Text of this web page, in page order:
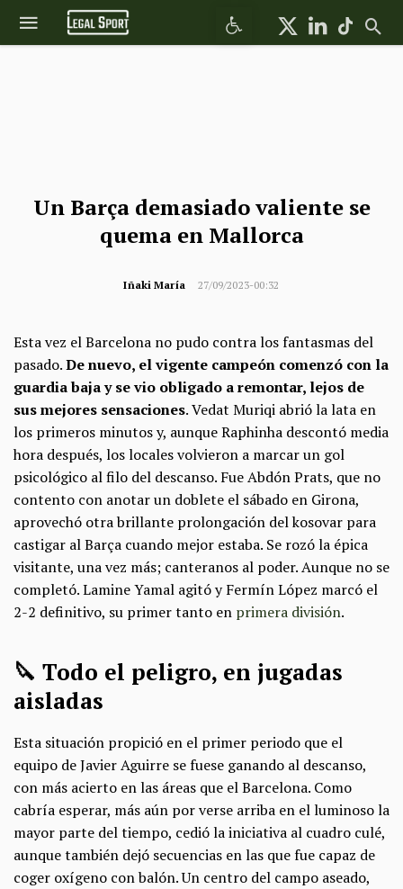
Abrir barra de herramientas
Un Barça demasiado valiente se
quema en Mallorca
Iñaki María 27/09/2023-00:32
Esta vez el Barcelona no pudo contra los fantasmas del
pasado.De nuevo, el vigente campeón comenzó con la
guardia baja y se vio obligado a remontar, lejos de
sus mejores sensaciones. Vedat Muriqi abrió la lata en
los primeros minutos y, aunque Raphinha descontó media
hora después, los locales volvieron a marcar un gol
psicológico al filo del descanso. Fue Abdón Prats, que no
contento con anotar un doblete el sábado en Girona,
aprovechó otra brillante prolongación del kosovar para
castigar al Barça cuando mejor estaba. Se rozó la épica
visitante, una vez más; canteranos al poder. Aunque no se
completó. Lamine Yamal agitó y Fermín López marcó el
2-2 definitivo, su primer tanto en primera división.
🔪 Todo el peligro, en jugadas
aisladas
Esta situación propició en el primer periodo que el
equipo de Javier Aguirre se fuese ganando al descanso,
con más acierto en las áreas que el Barcelona. Como
cabría esperar, más aún por verse arriba en el luminoso la
mayor parte del tiempo, cedió la iniciativa al cuadro culé,
aunque también dejó secuencias en las que fue capaz de
coger oxígeno con balón. Un centro del campo aseado,